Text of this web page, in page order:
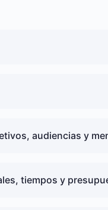
audiencias y
tiempos y